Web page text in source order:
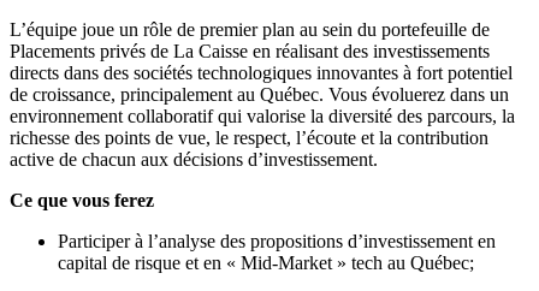
L’équipe joue un rôle de premier plan au sein du portefeuille de
Placements privés de La Caisse en réalisant des investissements
directs dans des sociétés technologiques innovantes à fort potentiel
de croissance, principalement au Québec. Vous évoluerez dans un
environnement collaboratif qui valorise la diversité des parcours, la
richesse des points de vue, le respect, l’écoute et la contribution
active de chacun aux décisions d’investissement.
Ce que vous ferez
Participer à l’analyse des propositions d’investissement en
capital de risque et en « Mid-Market » tech au Québec;